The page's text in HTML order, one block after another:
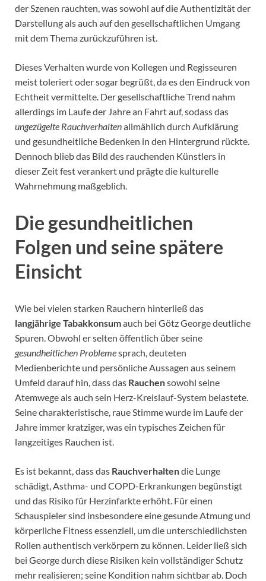
der Szenen rauchten, was sowohl auf die Authentizität der
Darstellung als auch auf den gesellschaftlichen Umgang
mit dem Thema zurückzuführen ist.
Dieses Verhalten wurde von Kollegen und Regisseuren
meist toleriert oder sogar begrüßt, da es den Eindruck von
Echtheit vermittelte. Der gesellschaftliche Trend nahm
allerdings im Laufe der Jahre an Fahrt auf, sodass das
ungezügelte Rauchverhaltenallmählich durch Aufklärung
und gesundheitliche Bedenken in den Hintergrund rückte.
Dennoch blieb das Bild des rauchenden Künstlers in
dieser Zeit fest verankert und prägte die kulturelle
Wahrnehmung maßgeblich.
Die gesundheitlichen
Folgen und seine spätere
Einsicht
Wie bei vielen starken Rauchern hinterließ das
langjährige Tabakkonsumauch bei Götz George deutliche
Spuren. Obwohl er selten öffentlich über seine
gesundheitlichen Problemesprach, deuteten
Medienberichte und persönliche Aussagen aus seinem
Umfeld darauf hin, dass das Rauchensowohl seine
Atemwege als auch sein Herz-Kreislauf-System belastete.
Seine charakteristische, raue Stimme wurde im Laufe der
Jahre immer kratziger, was ein typisches Zeichen für
langzeitiges Rauchen ist.
Es ist bekannt, dass das Rauchverhaltendie Lunge
schädigt, Asthma- und COPD-Erkrankungen begünstigt
und das Risiko für Herzinfarkte erhöht. Für einen
Schauspieler sind insbesondere eine gesunde Atmung und
körperliche Fitness essenziell, um die unterschiedlichsten
Rollen authentisch verkörpern zu können. Leider ließ sich
bei George durch diese Risiken kein vollständiger Schutz
mehr realisieren; seine Kondition nahm sichtbar ab. Doch